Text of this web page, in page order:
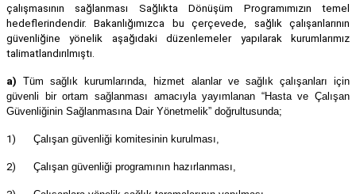
çalışmasının sağlanması Sağlıkta Dönüşüm Programımızın temel
hedeflerindendir. Bakanlığımızca bu çerçevede, sağlık çalışanlarının
güvenliğine yönelik aşağıdaki düzenlemeler yapılarak kurumlarımız
talimatlandırılmıştı.
a) Tüm sağlık kurumlarında, hizmet alanlar ve sağlık çalışanları için
güvenli bir ortam sağlanması amacıyla yayımlanan “Hasta ve Çalışan
Güvenliğinin Sağlanmasına Dair Yönetmelik” doğrultusunda;
1) Çalışan güvenliği komitesinin kurulması,
2) Çalışan güvenliği programının hazırlanması,